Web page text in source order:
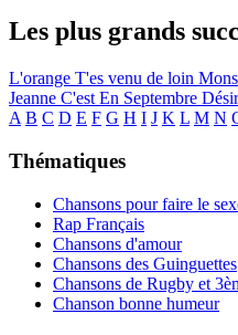
Les plus grands
L'orange T'es venu de loin
Jeanne C'est En Septembre
A B C D E F G H I J K L M N
Thématiques
Chansons pour faire le
Rap Français
Chansons d'amour
Chansons des Guinguettes
Chansons de Rugby et
Chanson bonne humeur